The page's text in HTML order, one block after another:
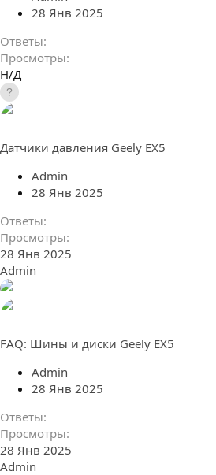
а
д
р
е
28 Янв 2025
Ответы
Просмотры
Н/Д
Датчики давления Geely EX5
Admin
28 Янв 2025
Ответы
Просмотры
28 Янв 2025
Admin
FAQ: Шины и диски Geely EX5
Admin
28 Янв 2025
Ответы
Просмотры
28 Янв 2025
Admin